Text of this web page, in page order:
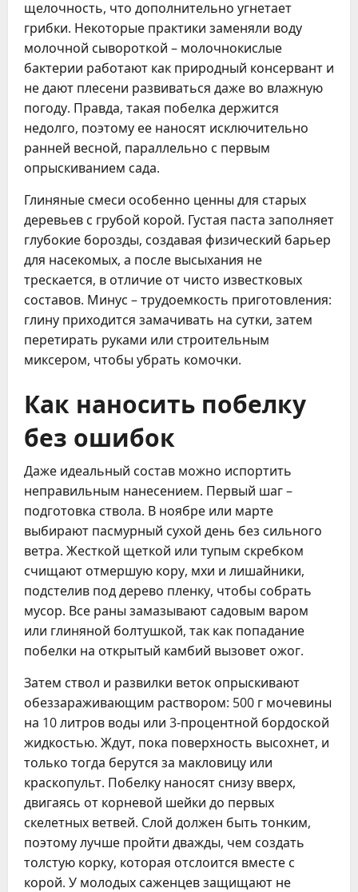
щелочность, что дополнительно угнетает
грибки. Некоторые практики заменяли воду
молочной сывороткой – молочнокислые
бактерии работают как природный консервант и
не дают плесени развиваться даже во влажную
погоду. Правда, такая побелка держится
недолго, поэтому ее наносят исключительно
ранней весной, параллельно с первым
опрыскиванием сада.
Глиняные смеси особенно ценны для старых
деревьев с грубой корой. Густая паста заполняет
глубокие борозды, создавая физический барьер
для насекомых, а после высыхания не
трескается, в отличие от чисто известковых
составов. Минус – трудоемкость приготовления:
глину приходится замачивать на сутки, затем
перетирать руками или строительным
миксером, чтобы убрать комочки.
Как наносить побелку
без ошибок
Даже идеальный состав можно испортить
неправильным нанесением. Первый шаг –
подготовка ствола. В ноябре или марте
выбирают пасмурный сухой день без сильного
ветра. Жесткой щеткой или тупым скребком
счищают отмершую кору, мхи и лишайники,
подстелив под дерево пленку, чтобы собрать
мусор. Все раны замазывают садовым варом
или глиняной болтушкой, так как попадание
побелки на открытый камбий вызовет ожог.
Затем ствол и развилки веток опрыскивают
обеззараживающим раствором: 500 г мочевины
на 10 литров воды или 3-процентной бордоской
жидкостью. Ждут, пока поверхность высохнет, и
только тогда берутся за макловицу или
краскопульт. Побелку наносят снизу вверх,
двигаясь от корневой шейки до первых
скелетных ветвей. Слой должен быть тонким,
поэтому лучше пройти дважды, чем создать
толстую корку, которая отслоится вместе с
корой. У молодых саженцев защищают не